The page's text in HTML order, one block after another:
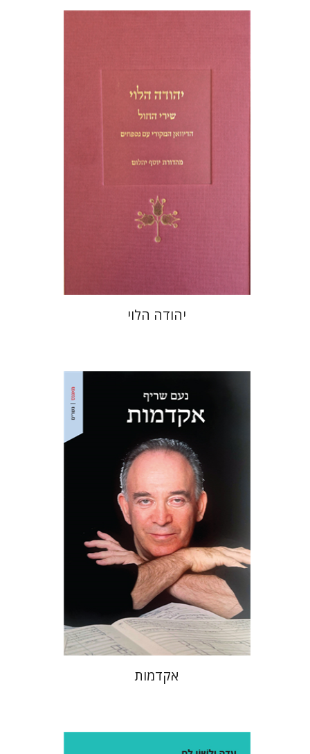
הנחת אתר ספר מודפס
יהודה הלוי
נעם שריף
מתן חרמוני
הנחת אתר ספר מודפס
$35
$32
אקדמות